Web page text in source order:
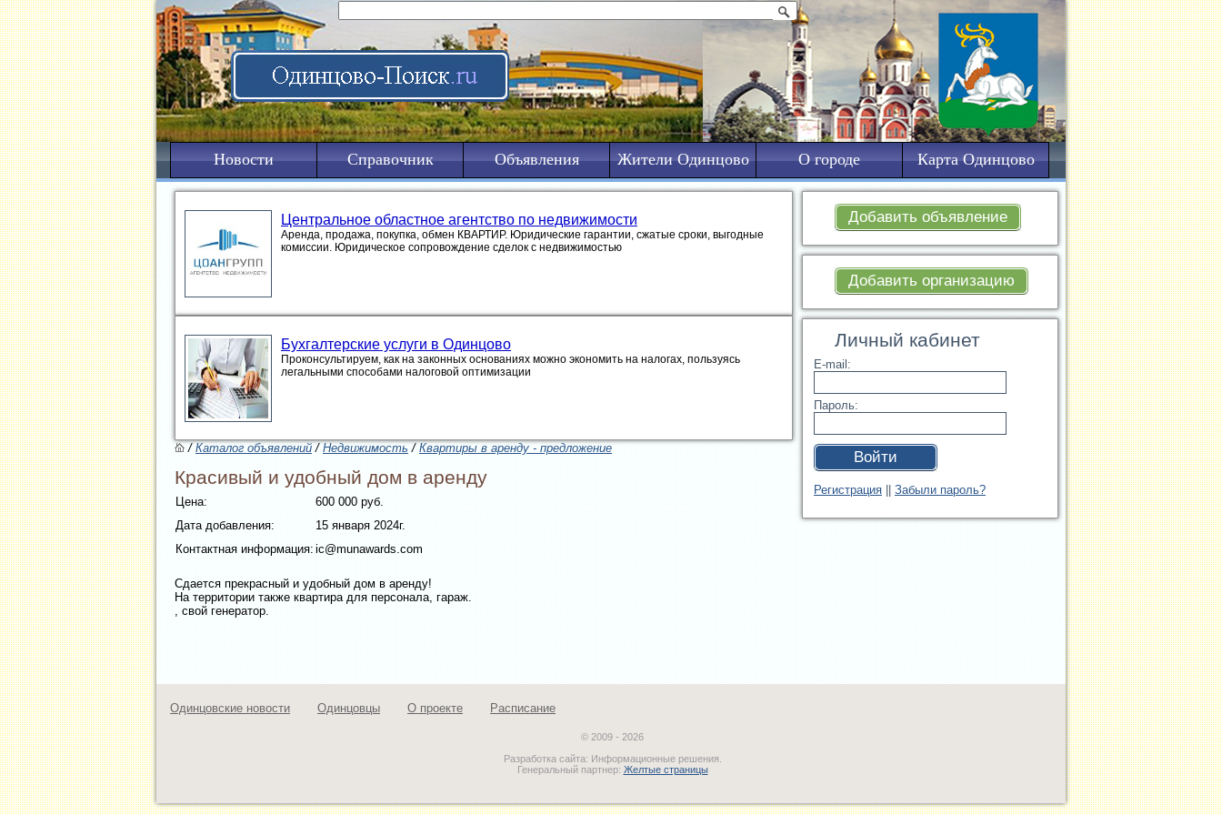
Новости Справочник Объявления Жители Одинцово О городе Карта Одинцово
Добавить объявление
Добавить организацию
Личный кабинет
E-mail:
Пароль:
Войти
Регистрация Забыли пароль?
Центральное областное агентство по недвижимости
Аренда, продажа, покупка, обмен КВАРТИР. Юридические гарантии, сжатые сроки, выгодные
комиссии. Юридическое сопровождение сделок с недвижимостью
Бухгалтерские услуги в Одинцово
Проконсультируем, как на законных основаниях можно экономить на налогах, пользуясь
легальными способами налоговой оптимизации
/Каталог объявлений/Недвижимость/Квартиры в аренду - предложение
Красивый и удобный дом в аренду
Цена:
600 000 руб.
Дата добавления:
15 января 2024г.
Контактная информация:ic@munawards.com
Сдается прекрасный и удобный дом в аренду!
На территории также квартира для персонала, гараж.
, свой генератор.
Одинцовские новости Одинцовцы О проекте Расписание
© 2009 - 2026
Разработка сайта: Информационные решения.
Генеральный партнер: Желтые страницы